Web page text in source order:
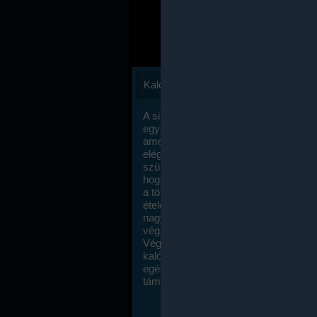
Kalóriaszámlálás
A sikeres fogyás titka valójában igen
egyszerű: égess több energiát, mint
amennyit beviszel. Természetesen
elég nagy fegyelemre és akaraterőre
szükség, de meglepődve fogod
hogy a kalóriaszámolás mennyire
a többi diétához képest. Itt nincsenek
ételek és a megengedett kalóriabevitelt
nagymértékben növelheted ha
végzel.
Végül, de nem utolsó sorban, a
kalóriaszámolás módszerét a legtöbb
egészségügyi szakorvos ajánlja és
támogatja.